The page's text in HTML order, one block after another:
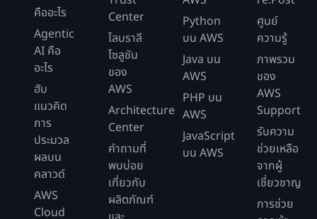
คืออะไร
Agentic
AI คือ
อะไร
ฮับ
แนวคิด
การ
ประมวล
ผลบน
คลาวด์
AWS
Cloud
Center
ไลบราลี
โซลูชัน
ของ
AWS
Architecture
Center
คำถามที่
พบบ่อย
เกี่ยวกับ
ผลิตภัณฑ์
Python
บน AWS
Java บน
AWS
PHP บน
AWS
JavaScript
บน AWS
ศูนย์
ความรู้
ภาพรวม
ของ
AWS
Support
รับความ
ช่วยเหลือ
จากผู้
เชี่ยวชาญ
การช่วย